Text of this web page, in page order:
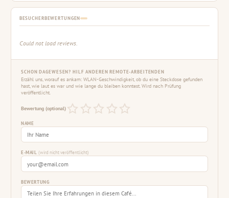
BESUCHERBEWERTUNGEN
Could not load reviews.
SCHON DAGEWESEN? HILF ANDEREN REMOTE-ARBEITENDEN
Erzähl uns, worauf es ankam: WLAN-Geschwindigkeit, ob du eine Steckdose gefunden
hast, wie laut es war und wie lange du bleiben konntest. Wird nach Prüfung
veröffentlicht.
Bewertung (optional)
NAME
E-MAIL(wird nicht veröffentlicht)
BEWERTUNG